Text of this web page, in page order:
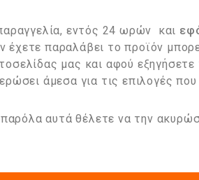
εντός 24 ωρών και
παραλάβει το προϊόν
μας και αφού
άμεσα για τις επιλογές που
παρόλα αυτά θέλετε να την